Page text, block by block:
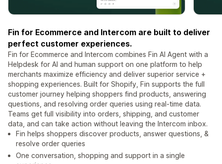
Fin for Ecommerce and Intercom are built to deliver
perfect customer experiences.
Fin for Ecommerce and Intercom combines Fin AI Agent with a
Helpdesk for AI and human support on one platform to help
merchants maximize efficiency and deliver superior service +
shopping experiences. Built for Shopify, Fin supports the full
customer journey helping shoppers find products, answering
questions, and resolving order queries using real-time data.
Teams get full visibility into orders, shipping, and customer
data, and can take action without leaving the Intercom inbox.
Fin helps shoppers discover products, answer questions, &
resolve order queries
One conversation, shopping and support in a single